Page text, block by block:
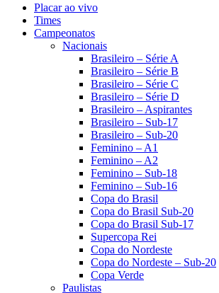
Placar ao vivo
Times
Campeonatos
Nacionais
Brasileiro – Série A
Brasileiro – Série B
Brasileiro – Série C
Brasileiro – Série D
Brasileiro – Aspirantes
Brasileiro – Sub-17
Brasileiro – Sub-20
Feminino – A1
Feminino – A2
Feminino – Sub-18
Feminino – Sub-16
Copa do Brasil
Copa do Brasil Sub-20
Copa do Brasil Sub-17
Supercopa Rei
Copa do Nordeste
Copa do Nordeste – Sub-20
Copa Verde
Paulistas